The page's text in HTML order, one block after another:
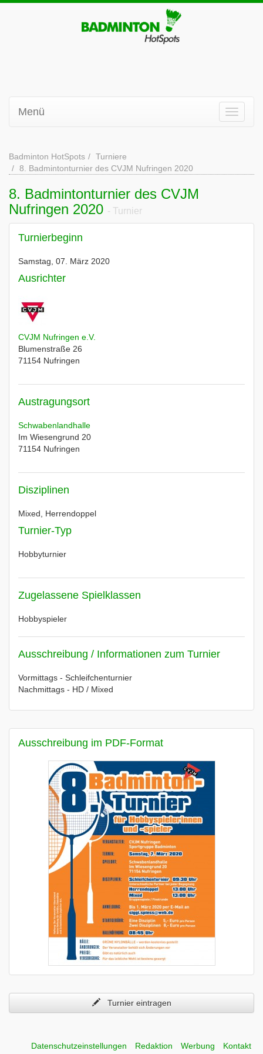
Menü
Badminton HotSpots
Turniere
8. Badmintonturnier des CVJM Nufringen 2020
8. Badmintonturnier des CVJM
Nufringen 2020 - Turnier
Turnierbeginn
Samstag, 07. März 2020
Ausrichter
CVJM Nufringen e.V.
Blumenstraße 26
71154 Nufringen
Austragungsort
Schwabenlandhalle
Im Wiesengrund 20
71154 Nufringen
Disziplinen
Mixed, Herrendoppel
Turnier-Typ
Hobbyturnier
Zugelassene Spielklassen
Hobbyspieler
Ausschreibung / Informationen zum Turnier
Vormittags - Schleifchenturnier
Nachmittags - HD / Mixed
Ausschreibung im PDF-Format
Turnier eintragen
Datenschutzeinstellungen Redaktion Werbung
Kontakt